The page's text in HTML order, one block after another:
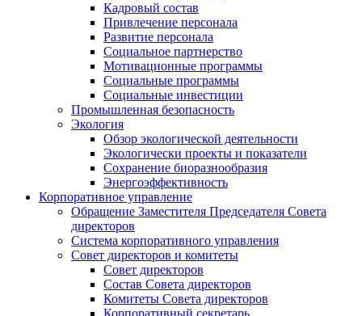
Кадровый состав
Привлечение персонала
Развитие персонала
Социальное партнерство
Мотивационные программы
Социальные программы
Социальные инвестиции
Промышленная безопасность
Экология
Обзор экологической деятельности
Экологически проекты и показатели
Сохранение биоразнообразия
Энергоэффективность
Корпоративное управление
Обращение Заместителя Председателя Совета
директоров
Система корпоративного управления
Совет директоров и комитеты
Совет директоров
Состав Совета директоров
Комитеты Совета директоров
Корпоративный секретарь